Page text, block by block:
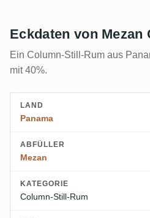
Eckdaten von Mezan
Ein Column-Still-Rum aus
mit 40%.
LAND
Panama
ABFÜLLER
Mezan
KATEGORIE
Column-Still-Rum